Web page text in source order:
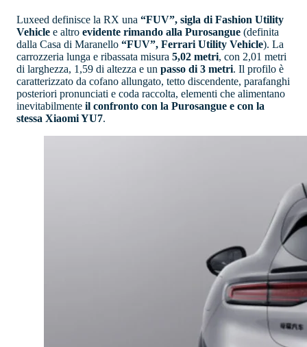
Luxeed definisce la RX una “FUV”, sigla di Fashion Utility
Vehicle e altro evidente rimando alla Purosangue (definita
dalla Casa di Maranello “FUV”, Ferrari Utility Vehicle). La
carrozzeria lunga e ribassata misura 5,02 metri, con 2,01 metri
di larghezza, 1,59 di altezza e un passo di 3 metri. Il profilo è
caratterizzato da cofano allungato, tetto discendente, parafanghi
posteriori pronunciati e coda raccolta, elementi che alimentano
inevitabilmente il confronto con la Purosangue e con la
stessa Xiaomi YU7.